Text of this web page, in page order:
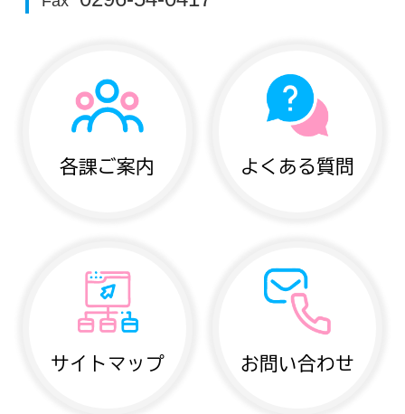
各課ご案内 よくある質問
サイトマップ お問い合わせ